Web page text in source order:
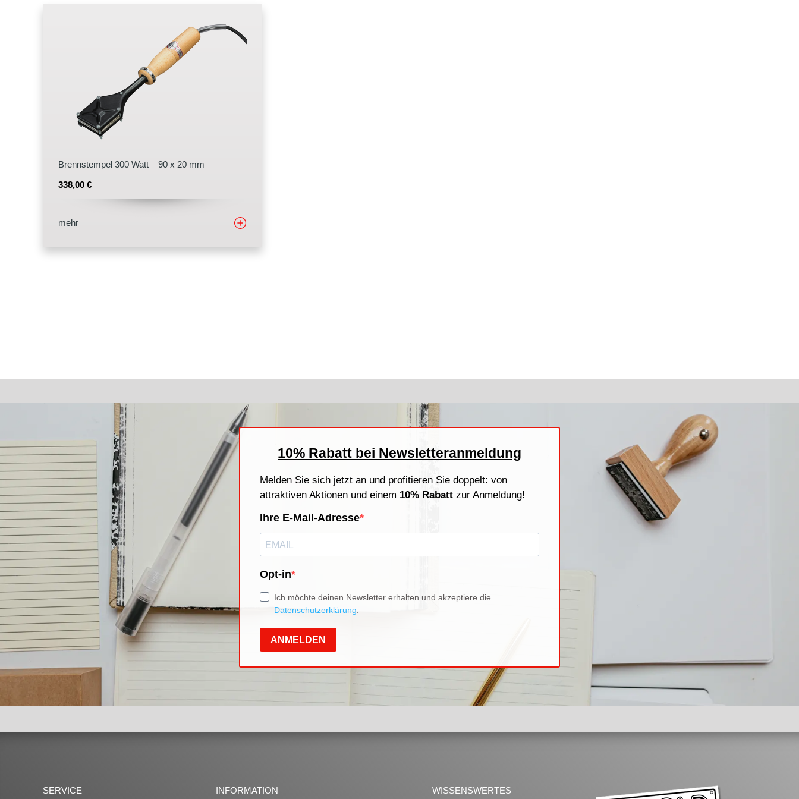
Brennstempel 300 Watt – 90 x 20 mm
338,00 €
mehr
SERVICE INFORMATION WISSENSWERTES